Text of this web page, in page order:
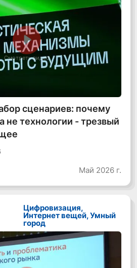
Смотреть видео
сценариев: почему
не технологии - трезвый
Май 2026 г.
Цифровизация,
Интернет вещей, Умный
город